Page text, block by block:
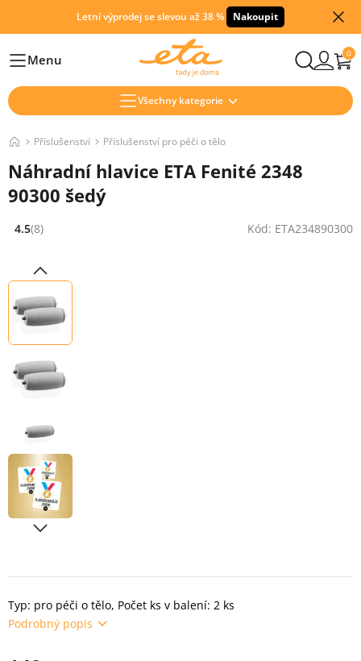
Letní výprodej se slevou až 38 % Nakoupit
HlavníMenu 0
Všechny kategorie
Příslušenství Příslušenství pro péči o tělo
Náhradní hlavice ETA Fenité 2348
90300 šedý
Hodnocení: 4.5 z 5 (8 recenzí)
4.5(8) Kód: ETA234890300
Typ: pro péči o tělo, Počet ks v balení: 2 ks
Podrobný popis